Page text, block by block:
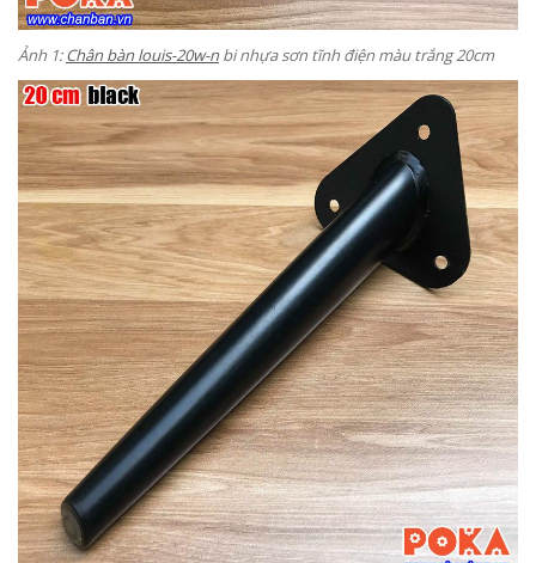
Ảnh 1:Chân bàn louis-20w-n bi nhựa sơn tĩnh điện màu trắng 20cm